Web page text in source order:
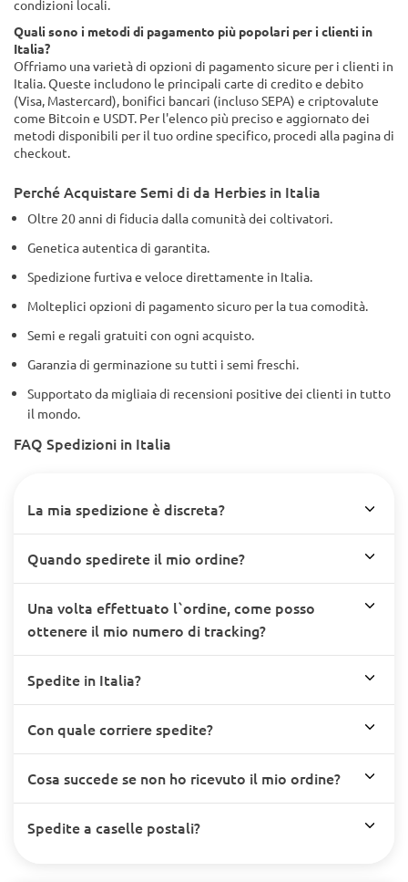
condizioni locali.
Quali sono i metodi di pagamento più popolari per i clienti in
Italia?
Offriamo una varietà di opzioni di pagamento sicure per i clienti in
Italia. Queste includono le principali carte di credito e debito
(Visa, Mastercard), bonifici bancari (incluso SEPA) e criptovalute
come Bitcoin e USDT. Per l'elenco più preciso e aggiornato dei
metodi disponibili per il tuo ordine specifico, procedi alla pagina di
checkout.
Perché Acquistare Semi di da Herbies in Italia
Oltre 20 anni di fiducia dalla comunità dei coltivatori.
Genetica autentica di garantita.
Spedizione furtiva e veloce direttamente in Italia.
Molteplici opzioni di pagamento sicuro per la tua comodità.
Semi e regali gratuiti con ogni acquisto.
Garanzia di germinazione su tutti i semi freschi.
Supportato da migliaia di recensioni positive dei clienti in tutto
il mondo.
FAQ Spedizioni in Italia
La mia spedizione è discreta?
Quando spedirete il mio ordine?
Una volta effettuato l`ordine, come posso
ottenere il mio numero di tracking?
Spedite in Italia?
Con quale corriere spedite?
Cosa succede se non ho ricevuto il mio ordine?
Spedite a caselle postali?